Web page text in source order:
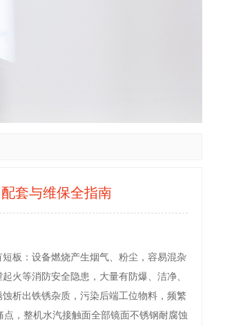
套与维保全指南
板：设备燃烧产生烟气、粉尘，容易混杂
火等消防安全隐患，大量有防爆、洁净、
析出铁锈杂质，污染后端工位物料，频繁
，整机水汽接触面全部镜面不锈钢耐腐蚀